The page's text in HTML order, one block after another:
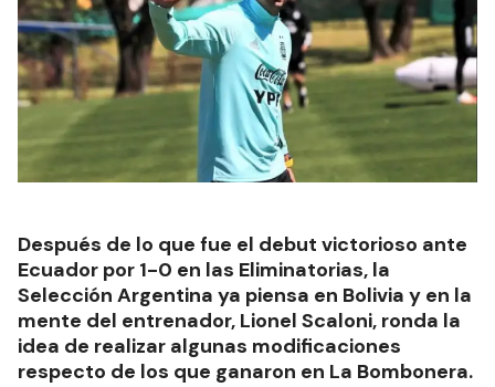
Después de lo que fue el debut victorioso ante
Ecuador por 1-0 en las Eliminatorias, la
Selección Argentina ya piensa en Bolivia y en la
mente del entrenador, Lionel Scaloni, ronda la
idea de realizar algunas modificaciones
respecto de los que ganaron en La Bombonera.